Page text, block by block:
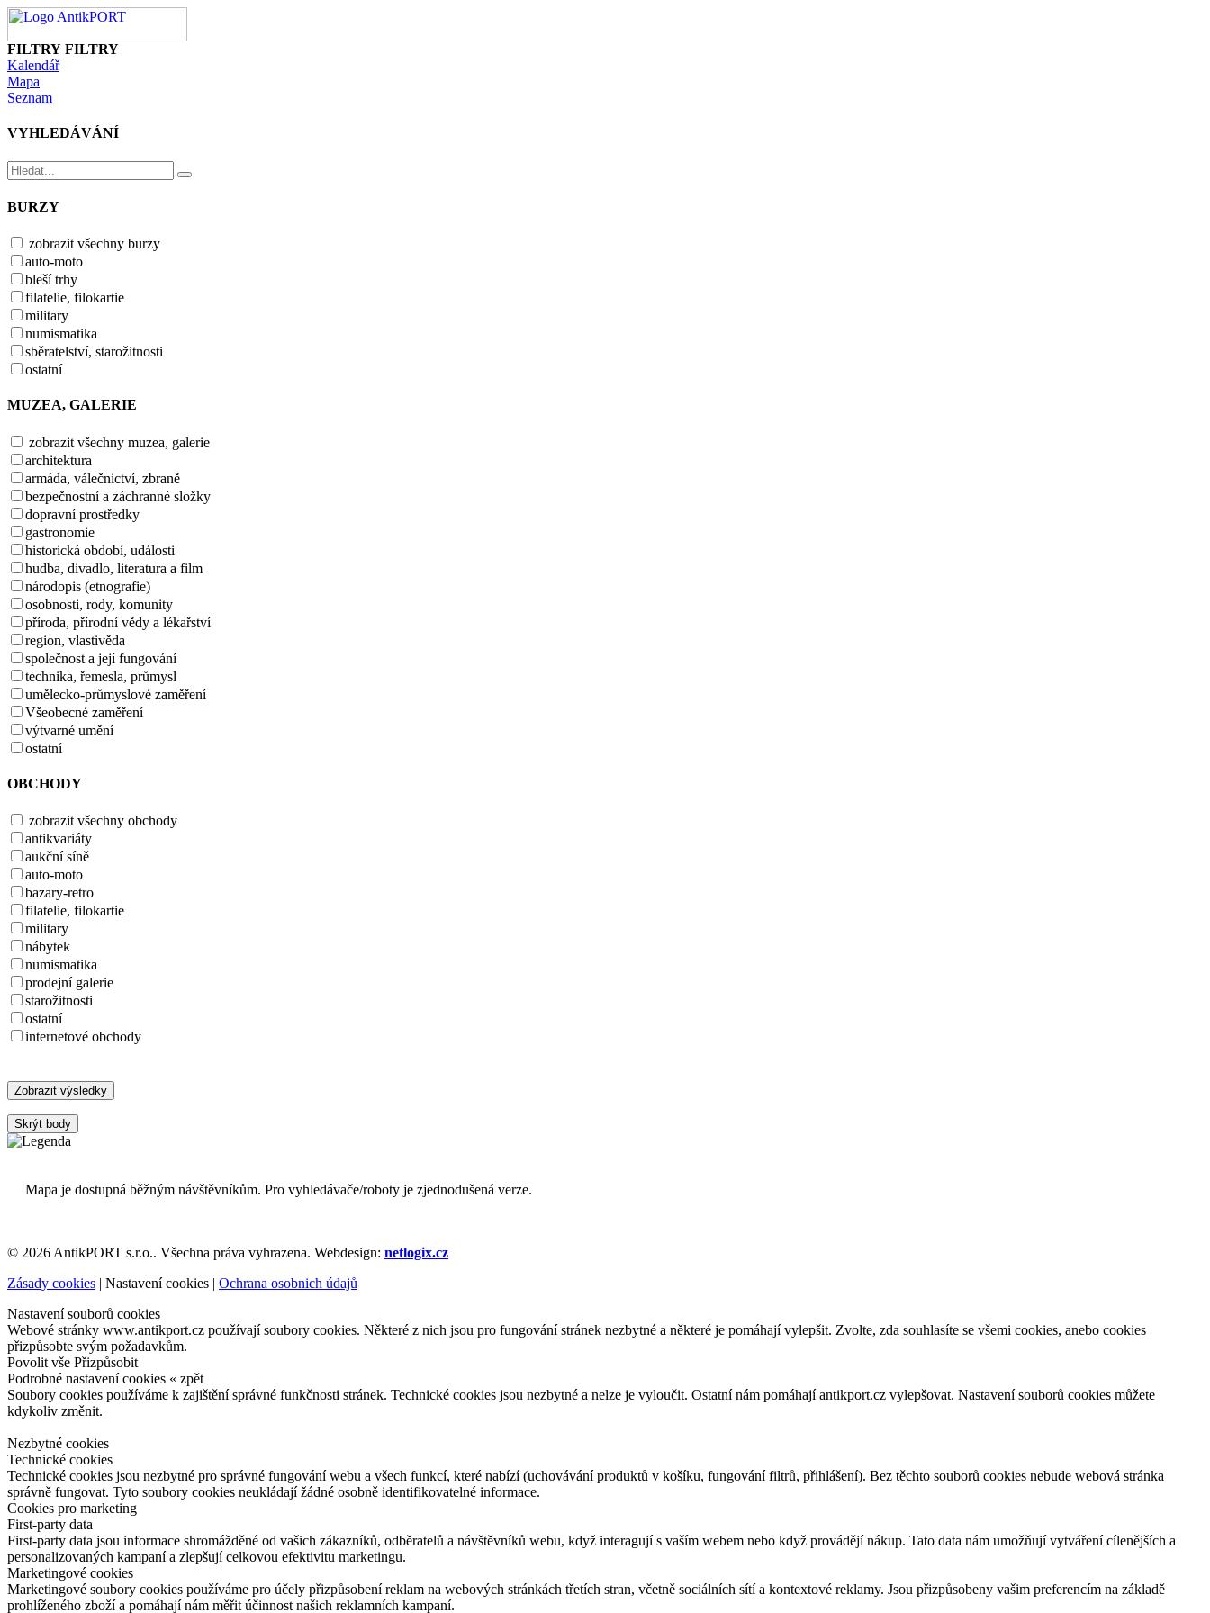
FILTRY FILTRY
Kalendář
Mapa
Seznam
VYHLEDÁVÁNÍ
BURZY
zobrazit všechny burzy
auto-moto
bleší trhy
filatelie, filokartie
military
numismatika
sběratelství, starožitnosti
ostatní
MUZEA, GALERIE
zobrazit všechny muzea, galerie
architektura
armáda, válečnictví, zbraně
bezpečnostní a záchranné složky
dopravní prostředky
gastronomie
historická období, události
hudba, divadlo, literatura a film
národopis (etnografie)
osobnosti, rody, komunity
příroda, přírodní vědy a lékařství
region, vlastivěda
společnost a její fungování
technika, řemesla, průmysl
umělecko-průmyslové zaměření
Všeobecné zaměření
výtvarné umění
ostatní
OBCHODY
zobrazit všechny obchody
antikvariáty
aukční síně
auto-moto
bazary-retro
filatelie, filokartie
military
nábytek
numismatika
prodejní galerie
starožitnosti
ostatní
internetové obchody
Zobrazit výsledky
Skrýt body
Mapa je dostupná běžným návštěvníkům. Pro vyhledávače/roboty je zjednodušená verze.
© 2026 AntikPORT s.r.o.. Všechna práva vyhrazena. Webdesign: netlogix.cz
Zásady cookies | Nastavení cookies | Ochrana osobnich údajů
Nastavení souborů cookies
Webové stránky www.antikport.cz používají soubory cookies. Některé z nich jsou pro fungování stránek nezbytné a některé je pomáhají vylepšit. Zvolte, zda souhlasíte se všemi cookies, anebo cookies
přizpůsobte svým požadavkům.
Povolit vše Přizpůsobit
Podrobné nastavení cookies « zpět
Soubory cookies používáme k zajištění správné funkčnosti stránek. Technické cookies jsou nezbytné a nelze je vyloučit. Ostatní nám pomáhají antikport.cz vylepšovat. Nastavení souborů cookies můžete
kdykoliv změnit.
Nezbytné cookies
Technické cookies
Technické cookies jsou nezbytné pro správné fungování webu a všech funkcí, které nabízí (uchovávání produktů v košíku, fungování filtrů, přihlášení). Bez těchto souborů cookies nebude webová stránka
správně fungovat. Tyto soubory cookies neukládají žádné osobně identifikovatelné informace.
Cookies pro marketing
First-party data
First-party data jsou informace shromážděné od vašich zákazníků, odběratelů a návštěvníků webu, když interagují s vaším webem nebo když provádějí nákup. Tato data nám umožňují vytváření cílenějších a
personalizovaných kampaní a zlepšují celkovou efektivitu marketingu.
Marketingové cookies
Marketingové soubory cookies používáme pro účely přizpůsobení reklam na webových stránkách třetích stran, včetně sociálních sítí a kontextové reklamy. Jsou přizpůsobeny vašim preferencím na základě
prohlíženého zboží a pomáhají nám měřit účinnost našich reklamních kampaní.